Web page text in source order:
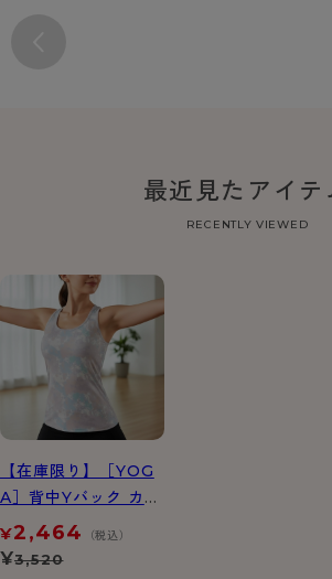
最近見たアイテ
RECENTLY VIEWED
【在庫限り】［YOG
A］背中Yバック カッ
プ付きインナー ペイ
ント柄
¥2,464 （税込）
¥3,520